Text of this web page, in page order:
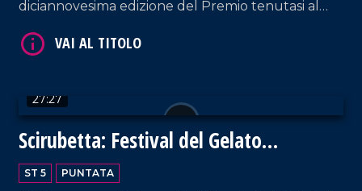
diciannovesima edizione del Premio tenutasi al
27:27
Scirubetta: Festival del Gelato
Artigianale
ST 5 PUNTATA